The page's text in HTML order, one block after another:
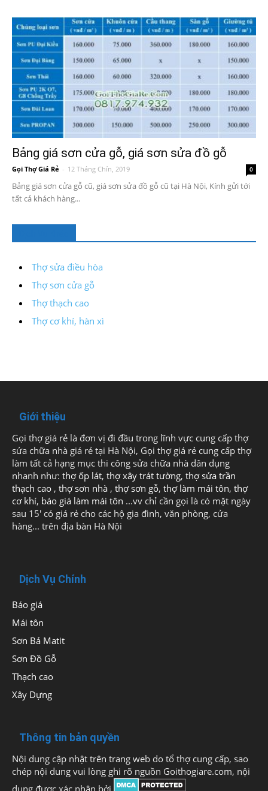
Bảng giá sơn cửa gỗ, giá sơn sửa đồ gỗ
Gọi Thợ Giá Rẻ - 12 Tháng Chín, 2019 0
Bảng giá sơn cửa gỗ cũ, giá sơn sửa đồ gỗ cũ tại Hà Nội, Kính gửi tới
tất cả khách hàng...
Thợ sửa điều hòa
Thợ sơn cửa gỗ
Thợ thạch cao
Thợ cơ khí, hàn xì
Giới thiệu
Gọi thợ giá rẻ là đơn vị đi đầu trong lĩnh vực cung cấp thợ
sửa chữa nhà giá rẻ tại Hà Nội, Gọi thợ giá rẻ cung cấp thợ
làm tất cả hạng mục thi công sửa chữa nhà dân dụng
nhanh như: thợ ốp lát, thợ xây trát tường, thợ sửa trần
thạch cao , thợ sơn nhà , thợ sơn gỗ, thợ làm mái tôn, thợ
cơ khí, báo giá làm mái tôn ...vv chỉ cần gọi là có mặt ngày
sau 15' có giá rẻ cho các hộ gia đình, văn phòng, cửa
hàng... trên địa bàn Hà Nội
Dịch Vụ Chính
Báo giá
Mái tôn
Sơn Bả Matit
Sơn Đồ Gỗ
Thạch cao
Xây Dựng
Thông tin bản quyền
Nội dung cập nhật trên trang web do tổ thợ cung cấp, sao
chép nội dung vui lòng ghi rõ nguồn Goithogiare.com, nội
dung được xác nhận bởi